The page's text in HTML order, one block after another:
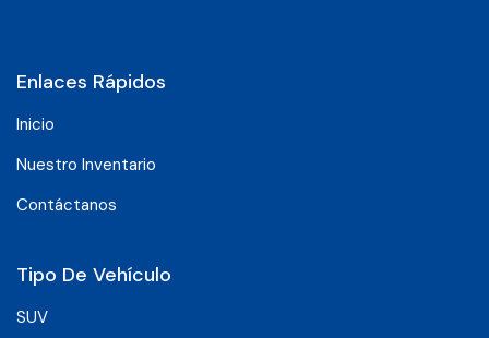
Enlaces Rápidos
Inicio
Nuestro Inventario
Contáctanos
Tipo De Vehículo
SUV